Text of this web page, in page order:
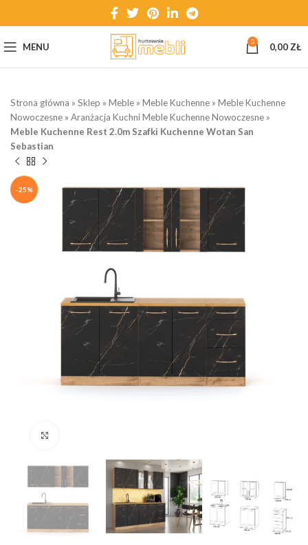
MENU 0 0,00 ZŁ
Strona główna » Sklep » Meble » Meble Kuchenne » Meble Kuchenne
Nowoczesne » Aranżacja Kuchni Meble Kuchenne Nowoczesne »
Meble Kuchenne Rest 2.0m Szafki Kuchenne Wotan San
Sebastian
-25%